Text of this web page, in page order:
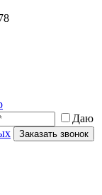
Даю
Заказать звонок